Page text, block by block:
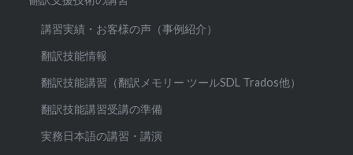
講習実績・お客様の声（事例紹介）
翻訳技能情報
翻訳技能講習（翻訳メモリー ツールSDL Trados他）
翻訳技能講習受講の準備
実務日本語の講習・講演